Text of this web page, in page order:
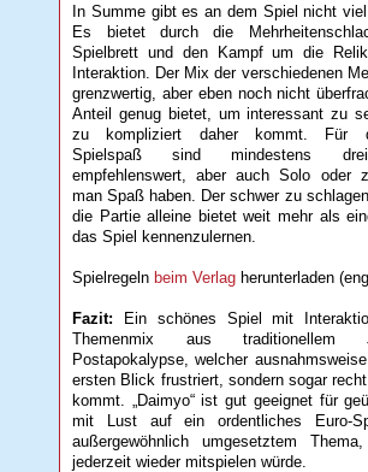
In Summe gibt es an dem Spiel nicht
Es bietet durch die
Spielbrett und den Kampf um die
Interaktion. Der Mix der verschiedenen
grenzwertig, aber eben noch nicht
Anteil genug bietet, um interessant zu
zu kompliziert daher kommt. Für
Spielspaß sind mindestens
empfehlenswert, aber auch Solo oder
man Spaß haben. Der schwer zu
die Partie alleine bietet weit mehr als
das Spiel kennenzulernen.
Spielregeln beim Verlag herunterladen
Fazit: Ein schönes Spiel mit
Themenmix aus traditionellem
Postapokalypse, welcher
ersten Blick frustriert, sondern sogar
kommt. „Daimyo“ ist gut geeignet für
mit Lust auf ein ordentliches Euro-
außergewöhnlich umgesetztem
jederzeit wieder mitspielen würde.